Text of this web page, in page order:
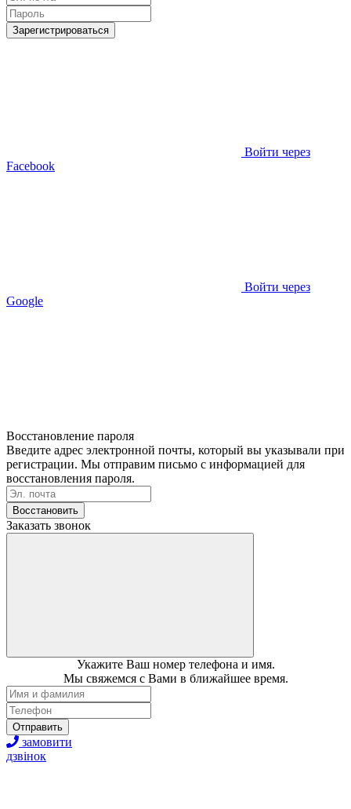
Зарегистрироваться
Войти через
Facebook
Войти через
Google
Восстановление пароля
Введите адрес электронной почты, который вы указывали при
регистрации. Мы отправим письмо с информацией для
восстановления пароля.
Восстановить
Заказать звонок
Укажите Ваш номер телефона и имя.
Мы свяжемся с Вами в ближайшее время.
Отправить
замовити
дзвінок